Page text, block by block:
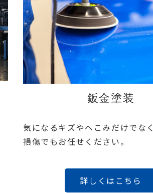
鈑金塗装
気になるキズやへこみだけでな
損傷でもお任せください。
詳しくはこちら